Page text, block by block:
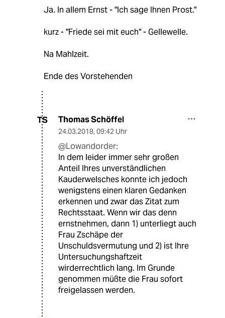
Ja. In allem Ernst - "Ich sage Ihnen Prost."
kurz - "Friede sei mit euch" - Gellewelle.
Na Mahlzeit.
Ende des Vorstehenden
TS Thomas Schöffel
24.03.2018, 09:42 Uhr
@Lowandorder:
In dem leider immer sehr großen
Anteil Ihres unverständlichen
Kauderwelsches konnte ich jedoch
wenigstens einen klaren Gedanken
erkennen und zwar das Zitat zum
Rechtsstaat. Wenn wir das denn
ernstnehmen, dann 1) unterliegt auch
Frau Zschäpe der
Unschuldsvermutung und 2) ist Ihre
Untersuchungshaftzeit
wirderrechtlich lang. Im Grunde
genommen müßte die Frau sofort
freigelassen werden.